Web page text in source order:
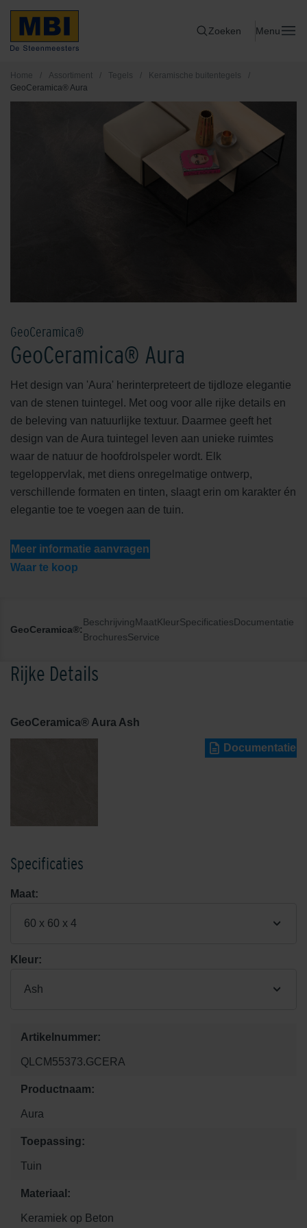
Zoeken Menu
Home / Assortiment / Tegels / Keramische buitentegels
/
GeoCeramica® Aura
GeoCeramica®
GeoCeramica® Aura
Het design van 'Aura' herinterpreteert de tijdloze elegantie
van de stenen tuintegel. Met oog voor alle rijke details en
de beleving van natuurlijke textuur. Daarmee geeft het
design van de Aura tuintegel leven aan unieke ruimtes
waar de natuur de hoofdrolspeler wordt. Elk
tegeloppervlak, met diens onregelmatige ontwerp,
verschillende formaten en tinten, slaagt erin om karakter én
elegantie toe te voegen aan de tuin.
Meer informatie aanvragen
Waar te koop
GeoCeramica®:
BeschrijvingMaatKleurSpecificatiesDocumentatie
BrochuresService
Rijke Details
GeoCeramica® Aura Ash
Documentatie
Specificaties
Maat:
60 x 60 x 4
Kleur:
Ash
Artikelnummer:
QLCM55373.GCERA
Productnaam:
Aura
Toepassing:
Tuin
Materiaal:
Keramiek op Beton